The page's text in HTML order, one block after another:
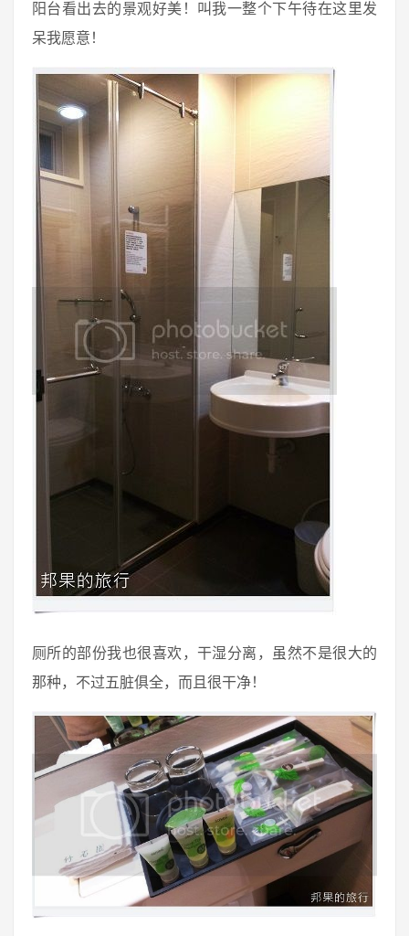
阳台看出去的景观好美！叫我一整个下午待在这里发
呆我愿意！
厕所的部份我也很喜欢，干湿分离，虽然不是很大的
那种，不过五脏俱全，而且很干净！